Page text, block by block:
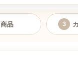
商品 3